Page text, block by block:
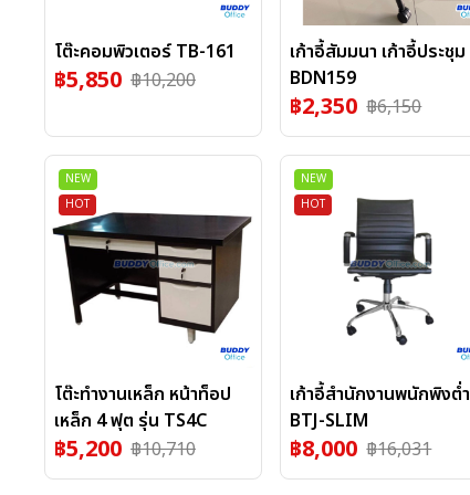
โต๊ะคอมพิวเตอร์ TB-161
฿5,850 ฿10,200
เก้าอี้สัมมนา เก้าอี้ประชุม
BDN159
฿2,350 ฿6,150
NEW
HOT
โต๊ะทำงานเหล็ก หน้าท็อป
เหล็ก 4 ฟุต รุ่น TS4C
฿5,200 ฿10,710
NEW
HOT
เก้าอี้สำนักงานพนักพิงต่ำ
BTJ-SLIM
฿8,000 ฿16,031